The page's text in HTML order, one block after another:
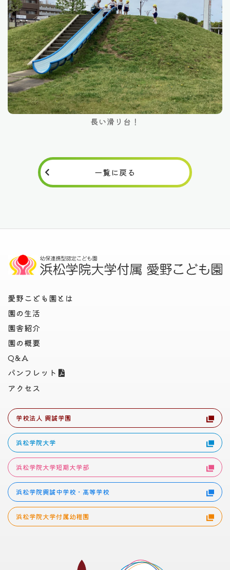
長い滑り台！
一覧に戻る
愛野こども園とは
園の生活
園舎紹介
園の概要
Q&A
パンフレット
アクセス
学校法人 興誠学園
浜松学院大学
浜松学院大学短期大学部
浜松学院興誠中学校・高等学校
浜松学院大学付属幼稚園